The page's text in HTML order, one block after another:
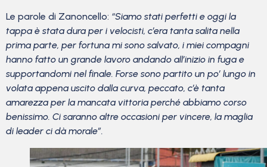
Le parole di Zanoncello: “Siamo stati perfetti e oggi la
tappa è stata dura per i velocisti, c’era tanta salita nella
prima parte, per fortuna mi sono salvato, i miei compagni
hanno fatto un grande lavoro andando all’inizio in fuga e
supportandomi nel finale. Forse sono partito un po’ lungo in
volata appena uscito dalla curva, peccato, c’è tanta
amarezza per la mancata vittoria perché abbiamo corso
benissimo. Ci saranno altre occasioni per vincere, la maglia
di leader ci dà morale”.